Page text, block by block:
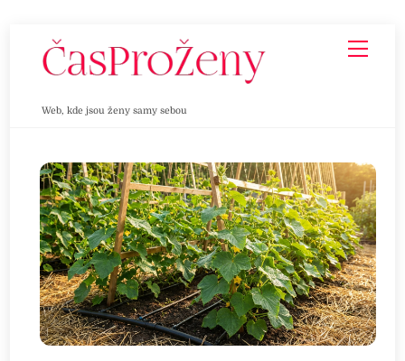
Web, kde jsou ženy samy sebou